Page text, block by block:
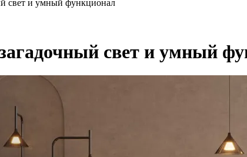
свет и умный функционал
свет и умный